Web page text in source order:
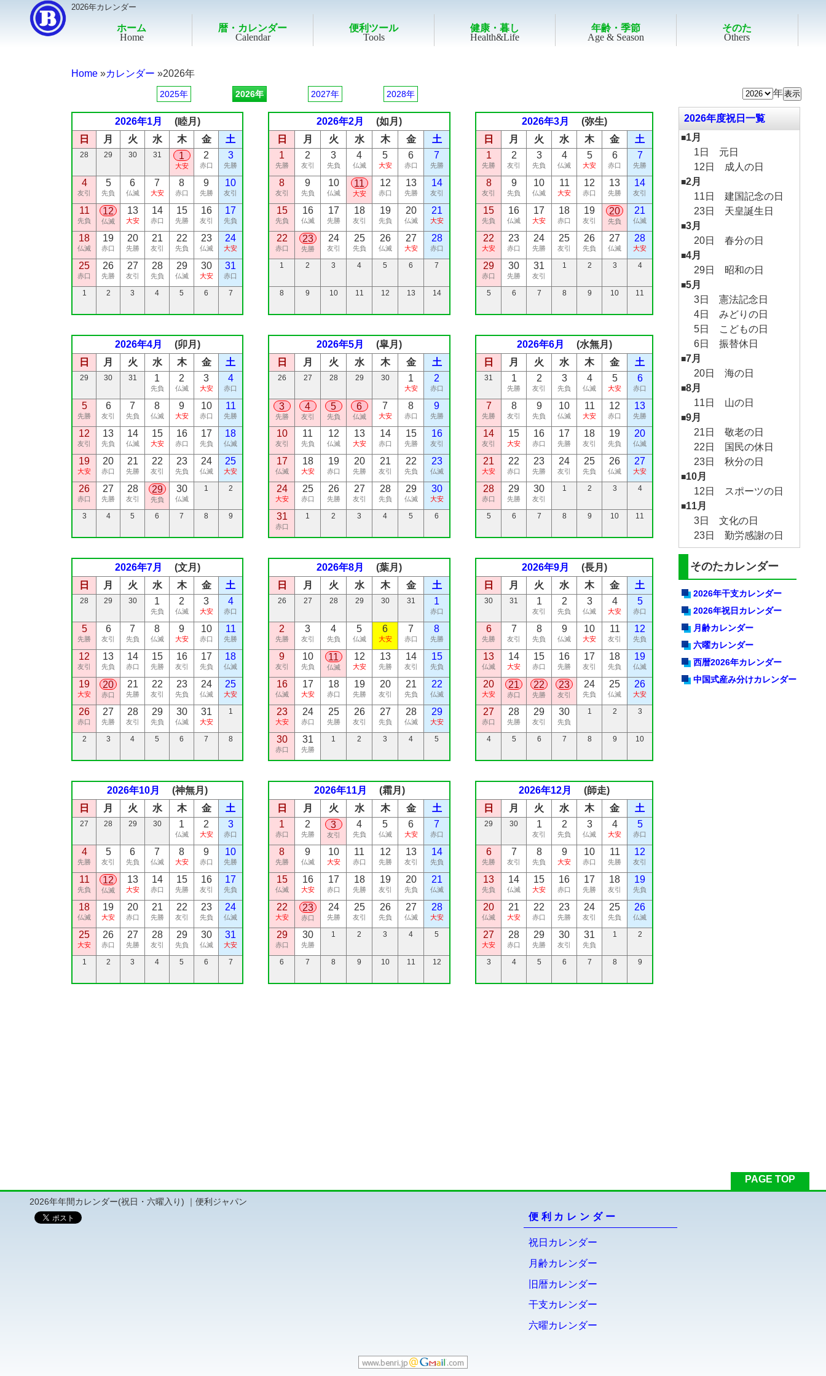
2026年カレンダー
今月カレンダー
吉日・開運日
AI メール
AI メッセージ
タイム予測
ホーム
Home
暦・カレンダー
Calendar
便利ツール
Tools
健康・暮し
Health&Life
年齢・季節
Age & Season
そのた
Others
Home カレンダー 2026年
2025年 2026年 2027年 2028年 年
2026年1月
(睦月)
日
月 火 水 木 金 土
28 29 30 31 1
大安
2
赤口
3
先勝
4
友引
5
先負
6
仏滅
7
大安
8
赤口
9
先勝
10
友引
11
先負
12
仏滅
13
大安
14
赤口
15
先勝
16
友引
17
先負
18
仏滅
19
赤口
20
先勝
21
友引
22
先負
23
仏滅
24
大安
25
赤口
26
先勝
27
友引
28
先負
29
仏滅
30
大安
31
赤口
1 2 3 4 5 6 7
2026年2月
(如月)
日
月 火 水 木 金
土
1
先勝
2
友引
3
先負
4
仏滅
5
大安
6
赤口
7
先勝
8
友引
9
先負
10
仏滅
11
大安
12
赤口
13
先勝
14
友引
15
先負
16
仏滅
17
先勝
18
友引
19
先負
20
仏滅
21
大安
22
赤口
23
先勝
24
友引
25
先負
26
仏滅
27
大安
28
赤口
1 2 3 4 5 6 7
8 9 10 11 12 13 14
2026年3月
(弥生)
日
月 火 水 木 金
土
1
先勝
2
友引
3
先負
4
仏滅
5
大安
6
赤口
7
先勝
8
友引
9
先負
10
仏滅
11
大安
12
赤口
13
先勝
14
友引
15
先負
16
仏滅
17
大安
18
赤口
19
友引
20
先負
21
仏滅
22
大安
23
赤口
24
先勝
25
友引
26
先負
27
仏滅
28
大安
29
赤口
30
先勝
31
友引
1 2 3 4
5 6 7 8 9 10 11
2026年4月
(卯月)
日
月 火 水 木 金 土
29 30 31 1
先負
2
仏滅
3
大安
4
赤口
5
先勝
6
友引
7
先負
8
仏滅
9
大安
10
赤口
11
先勝
12
友引
13
先負
14
仏滅
15
大安
16
赤口
17
先負
18
仏滅
19
大安
20
赤口
21
先勝
22
友引
23
先負
24
仏滅
25
大安
26
赤口
27
先勝
28
友引
29
先負
30
仏滅
1 2
3 4 5 6 7 8 9
2026年5月
(皐月)
日
月 火 水 木 金 土
26 27 28 29 30 1
大安
2
赤口
3
先勝
4
友引
5
先負
6
仏滅
7
大安
8
赤口
9
先勝
10
友引
11
先負
12
仏滅
13
大安
14
赤口
15
先勝
16
友引
17
仏滅
18
大安
19
赤口
20
先勝
21
友引
22
先負
23
仏滅
24
大安
25
赤口
26
先勝
27
友引
28
先負
29
仏滅
30
大安
31
赤口
1 2 3 4 5 6
2026年6月
(水無月)
日
月 火 水 木 金 土
31 1
先勝
2
友引
3
先負
4
仏滅
5
大安
6
赤口
7
先勝
8
友引
9
先負
10
仏滅
11
大安
12
赤口
13
先勝
14
友引
15
大安
16
赤口
17
先勝
18
友引
19
先負
20
仏滅
21
大安
22
赤口
23
先勝
24
友引
25
先負
26
仏滅
27
大安
28
赤口
29
先勝
30
友引
1 2 3 4
5 6 7 8 9 10 11
2026年7月
(文月)
日
月 火 水 木 金 土
28 29 30 1
先負
2
仏滅
3
大安
4
赤口
5
先勝
6
友引
7
先負
8
仏滅
9
大安
10
赤口
11
先勝
12
友引
13
先負
14
赤口
15
先勝
16
友引
17
先負
18
仏滅
19
大安
20
赤口
21
先勝
22
友引
23
先負
24
仏滅
25
大安
26
赤口
27
先勝
28
友引
29
先負
30
仏滅
31
大安
1
2 3 4 5 6 7 8
2026年8月
(葉月)
日
月 火 水 木 金 土
26 27 28 29 30 31 1
赤口
2
先勝
3
友引
4
先負
5
仏滅
6
大安
7
赤口
8
先勝
9
友引
10
先負
11
仏滅
12
大安
13
先勝
14
友引
15
先負
16
仏滅
17
大安
18
赤口
19
先勝
20
友引
21
先負
22
仏滅
23
大安
24
赤口
25
先勝
26
友引
27
先負
28
仏滅
29
大安
30
赤口
31
先勝
1 2 3 4 5
2026年9月
(長月)
日
月 火 水 木 金 土
30 31 1
友引
2
先負
3
仏滅
4
大安
5
赤口
6
先勝
7
友引
8
先負
9
仏滅
10
大安
11
友引
12
先負
13
仏滅
14
大安
15
赤口
16
先勝
17
友引
18
先負
19
仏滅
20
大安
21
赤口
22
先勝
23
友引
24
先負
25
仏滅
26
大安
27
赤口
28
先勝
29
友引
30
先負
1 2 3
4 5 6 7 8 9 10
2026年10月
(神無月)
日
月 火 水 木 金 土
27 28 29 30 1
仏滅
2
大安
3
赤口
4
先勝
5
友引
6
先負
7
仏滅
8
大安
9
赤口
10
先勝
11
先負
12
仏滅
13
大安
14
赤口
15
先勝
16
友引
17
先負
18
仏滅
19
大安
20
赤口
21
先勝
22
友引
23
先負
24
仏滅
25
大安
26
赤口
27
先勝
28
友引
29
先負
30
仏滅
31
大安
1 2 3 4 5 6 7
2026年11月
(霜月)
日
月 火 水 木 金
土
1
赤口
2
先勝
3
友引
4
先負
5
仏滅
6
大安
7
赤口
8
先勝
9
仏滅
10
大安
11
赤口
12
先勝
13
友引
14
先負
15
仏滅
16
大安
17
赤口
18
先勝
19
友引
20
先負
21
仏滅
22
大安
23
赤口
24
先勝
25
友引
26
先負
27
仏滅
28
大安
29
赤口
30
先勝
1 2 3 4 5
6 7 8 9 10 11 12
2026年12月
(師走)
日
月 火 水 木 金 土
29 30 1
友引
2
先負
3
仏滅
4
大安
5
赤口
6
先勝
7
友引
8
先負
9
大安
10
赤口
11
先勝
12
友引
13
先負
14
仏滅
15
大安
16
赤口
17
先勝
18
友引
19
先負
20
仏滅
21
大安
22
赤口
23
先勝
24
友引
25
先負
26
仏滅
27
大安
28
赤口
29
先勝
30
友引
31
先負
1 2
3 4 5 6 7 8 9
2026年度祝日一覧
■1月
1日 元日
12日 成人の日
■2月
11日 建国記念の日
23日 天皇誕生日
■3月
20日 春分の日
■4月
29日 昭和の日
■5月
3日 憲法記念日
4日 みどりの日
5日 こどもの日
6日 振替休日
■7月
20日 海の日
■8月
11日 山の日
■9月
21日 敬老の日
22日 国民の休日
23日 秋分の日
■10月
12日 スポーツの日
■11月
3日 文化の日
23日 勤労感謝の日
そのたカレンダー
2026年干支カレンダー
2026年祝日カレンダー
月齢カレンダー
六曜カレンダー
西暦2026年カレンダー
中国式産み分けカレンダー
PAGE TOP
2026年年間カレンダー(祝日・六曜入り) ｜便利ジャパン
便利カレンダー
祝日カレンダー
月齢カレンダー
旧暦カレンダー
干支カレンダー
六曜カレンダー